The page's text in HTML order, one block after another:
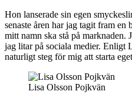
Hon lanserade sin egen
senaste åren har jag tagit fram
mitt namn ska stå på marknaden.
jag litar på sociala medier. Enligt
naturligt steg för mig att starta
Lisa Olsson Pojkvän